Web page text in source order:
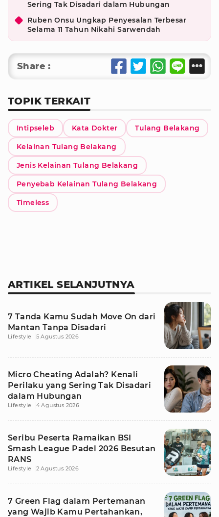
Sering Tak Disadari dalam Hubungan
Ruben Onsu Ungkap Penyesalan Terbesar
Selama 11 Tahun Nikahi Sarwendah
Share :
TOPIK TERKAIT
Intipseleb Kata Dokter Tulang Belakang
Kelainan Tulang Belakang
Jenis Kelainan Tulang Belakang
Penyebab Kelainan Tulang Belakang
Timeless
ARTIKEL SELANJUTNYA
7 Tanda Kamu Sudah Move On dari
Mantan Tanpa Disadari
Lifestyle 5 Agustus 2026
Micro Cheating Adalah? Kenali
Perilaku yang Sering Tak Disadari
dalam Hubungan
Lifestyle 4 Agustus 2026
Seribu Peserta Ramaikan BSI
Smash League Padel 2026 Besutan
RANS
Lifestyle 2 Agustus 2026
7 Green Flag dalam Pertemanan
yang Wajib Kamu Pertahankan,